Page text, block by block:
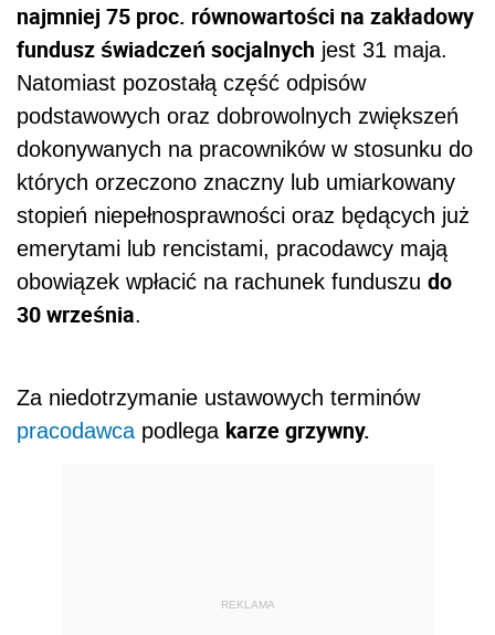
najmniej 75 proc. równowartości na zakładowy
fundusz świadczeń socjalnych jest 31 maja.
Natomiast pozostałą część odpisów
podstawowych oraz dobrowolnych zwiększeń
dokonywanych na pracowników w stosunku do
których orzeczono znaczny lub umiarkowany
stopień niepełnosprawności oraz będących już
emerytami lub rencistami, pracodawcy mają
obowiązek wpłacić na rachunek funduszu do
30 września.
Za niedotrzymanie ustawowych terminów
pracodawca podlega karze grzywny.
REKLAMA